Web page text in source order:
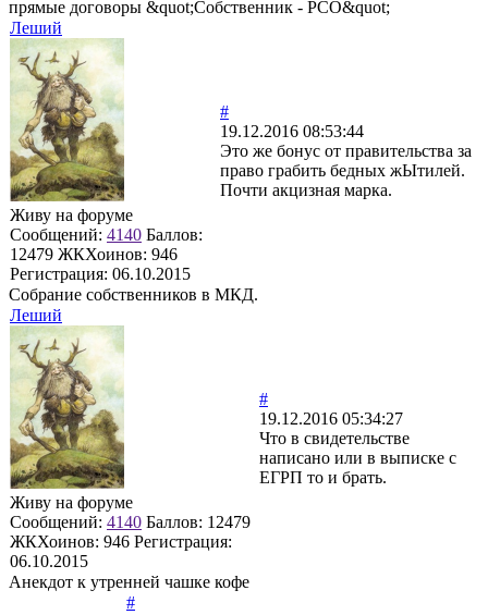
прямые договоры &quot;Собственник - РСО&quot;
Леший
Живу на форуме
Сообщений: 4140 Баллов:
12479 ЖКХоинов: 946
Регистрация: 06.10.2015
#
19.12.2016 08:53:44
Это же бонус от правительства за
право грабить бедных жЫтилей.
Почти акцизная марка.
Собрание собственников в МКД.
Леший
Живу на форуме
Сообщений: 4140 Баллов: 12479
ЖКХоинов: 946 Регистрация:
06.10.2015
#
19.12.2016 05:34:27
Что в свидетельстве
написано или в выписке с
ЕГРП то и брать.
Анекдот к утренней чашке кофе
#